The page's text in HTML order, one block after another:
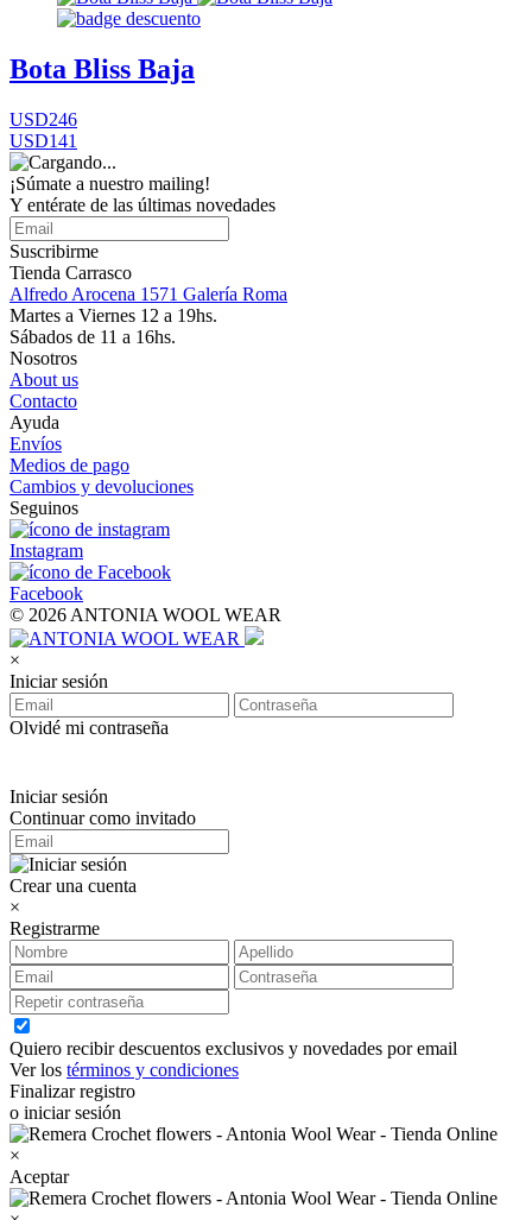
Bota Bliss Baja
USD246
USD141
¡Súmate a nuestro mailing!
Y entérate de las últimas novedades
Suscribirme
Tienda Carrasco
Alfredo Arocena 1571 Galería Roma
Martes a Viernes 12 a 19hs.
Sábados de 11 a 16hs.
Nosotros
About us
Contacto
Ayuda
Envíos
Medios de pago
Cambios y devoluciones
Seguinos
Instagram
Facebook
© 2026 ANTONIA WOOL WEAR
×
Iniciar sesión
Olvidé mi contraseña
Iniciar sesión
Continuar como invitado
Crear una cuenta
×
Registrarme
Quiero recibir descuentos exclusivos y novedades por email
Ver los términos y condiciones
Finalizar registro
o iniciar sesión
×
Aceptar